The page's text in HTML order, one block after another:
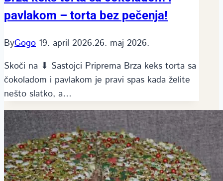
pavlakom – torta bez pečenja!
ByGogo 19. april 2026.26. maj 2026.
Skoči na ⬇ Sastojci Priprema Brza keks torta sa
čokoladom i pavlakom je pravi spas kada želite
nešto slatko, a…